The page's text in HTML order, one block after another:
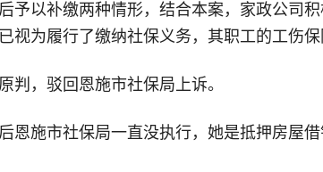
予以补缴两种情形，结合本案，家政公司
视为履行了缴纳社保义务，其职工的工伤保
判，驳回恩施市社保局上诉。
恩施市社保局一直没执行，她是抵押房屋